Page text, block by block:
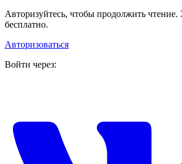
Авторизуйтесь, чтобы продолжить чтение.
бесплатно.
Авторизоваться
Войти через: